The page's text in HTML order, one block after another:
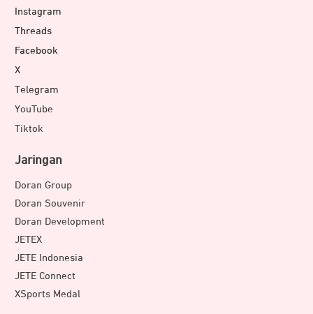
Instagram
Threads
Facebook
X
Telegram
YouTube
Tiktok
Jaringan
Doran Group
Doran Souvenir
Doran Development
JETEX
JETE Indonesia
JETE Connect
XSports Medal